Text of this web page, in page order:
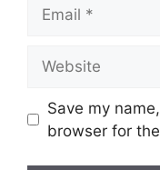
Save my
browser for